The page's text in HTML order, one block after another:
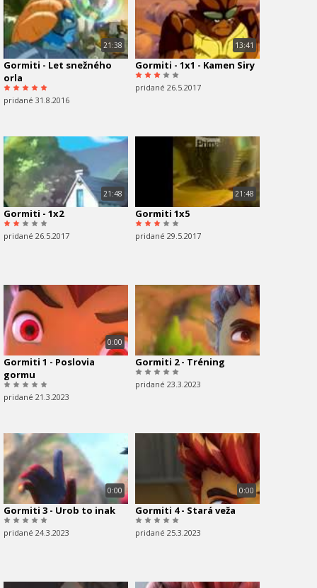
21:38
Gormiti - Let snežného
orla
pridané 31.8.2016
13:41
Gormiti - 1x1 - Kamen Siry
pridané 26.5.2017
21:48
Gormiti - 1x2
pridané 26.5.2017
21:48
Gormiti 1x5
pridané 29.5.2017
0:00
Gormiti 1 - Poslovia
gormu
pridané 21.3.2023
Gormiti 2 - Tréning
pridané 23.3.2023
0:00
Gormiti 3 - Urob to inak
pridané 24.3.2023
0:00
Gormiti 4 - Stará veža
pridané 25.3.2023